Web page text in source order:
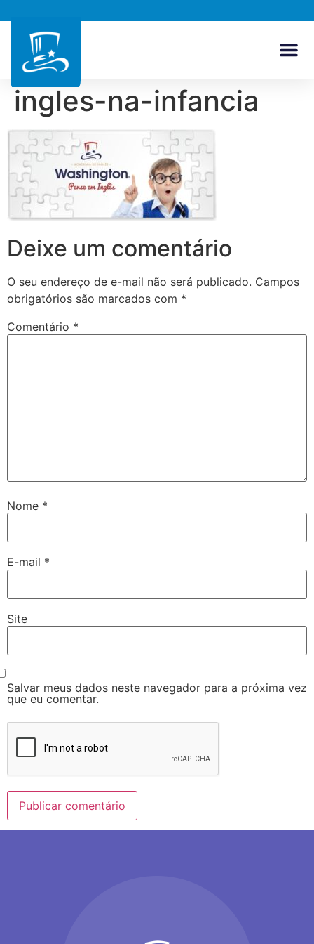
ingles-na-infancia
Deixe um comentário
O seu endereço de e-mail não será publicado. Campos
obrigatórios são marcados com *
Comentário *
Nome *
E-mail *
Site
Salvar meus dados neste navegador para a próxima vez
que eu comentar.